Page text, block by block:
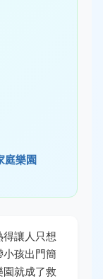
庭樂園
讓人只想
孩出門簡
就成了救